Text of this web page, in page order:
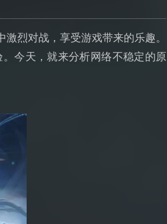
烈对战，享受游戏带来的乐趣。
今天，就来分析网络不稳定的原